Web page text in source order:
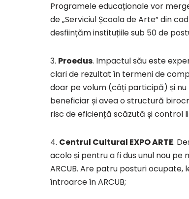
Programele educaționale vor
de „Serviciul Școala de Arte” din
desființăm instituțiile sub 50 de
3. Proedus. Impactul său este
clari de rezultat în termeni de
doar pe volum (câți participă) și
beneficiar și avea o structură
risc de eficiență scăzută și control
4. Centrul Cultural EXPO ARTE.
acolo și pentru a fi dus unul nou
ARCUB. Are patru posturi ocupate,
întroarce în ARCUB;